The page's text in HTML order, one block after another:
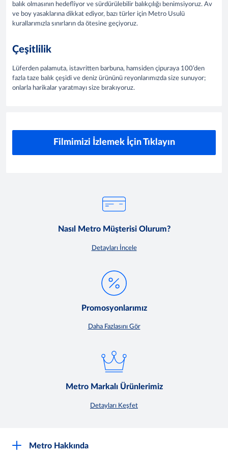
balık olmasının hedefliyor ve sürdürülebilir balıkçılığı benimsiyoruz. Av
ve boy yasaklarına dikkat ediyor, bazı türler için Metro Usulü
kurallarımızla sınırların da ötesine geçiyoruz.
Çeşitlilik
Lüferden palamuta, istavritten barbuna, hamsiden çipuraya 100’den
fazla taze balık çeşidi ve deniz ürününü reyonlarımızda size sunuyor;
onlarla harikalar yaratmayı size bırakıyoruz.
Filmimizi İzlemek İçin Tıklayın
Nasıl Metro Müşterisi Olurum?
Detayları İncele
Promosyonlarımız
Daha Fazlasını Gör
Metro Markalı Ürünlerimiz
Detayları Keşfet
Metro Hakkında